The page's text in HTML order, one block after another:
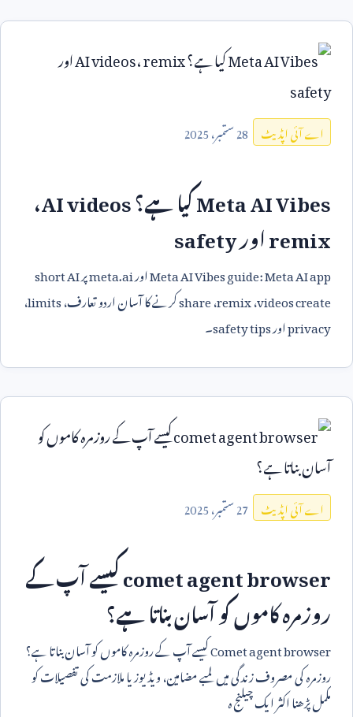
اے آئی اپڈیٹ 28ستمبر،2025
Meta AI Vibesکیا ہے؟AI videos،
remixاورsafety
Meta AI Vibes guide: Meta AI appاورmeta.aiپرshort AI
videos create،remix،shareکرنے کا آسان اردو تعارف،limits،
privacyاورsafety tips۔
اے آئی اپڈیٹ 27ستمبر،2025
comet agent browserکیسے آپ کے
روزمرہ کاموں کو آسان بناتا ہے؟
Comet agent browserکیسے آپ کے روزمرہ کاموں کو آسان بناتا ہے؟
روزمرہ کی مصروف زندگی میں لمبے مضامین، ویڈیوز یا ملازمت کی تفصیلات کو
مکمل پڑھنا اکثر ایک چیلنج ہ